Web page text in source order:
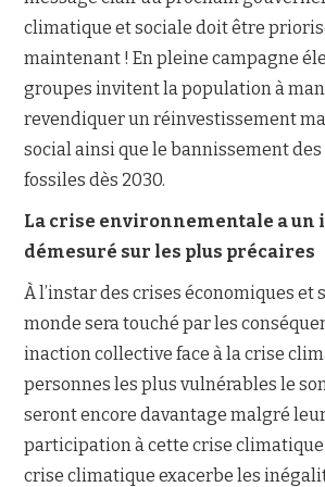
climatique et sociale doit être
maintenant ! En pleine campagne
groupes invitent la population à
revendiquer un réinvestissement
social ainsi que le bannissement
fossiles dès 2030.
La crise environnementale a un
démesuré sur les plus précaires
À l’instar des crises économiques et
monde sera touché par les
inaction collective face à la crise
personnes les plus vulnérables le
seront encore davantage malgré
participation à cette crise climatique
crise climatique exacerbe les